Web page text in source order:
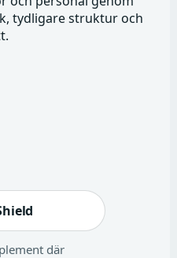
tydligare struktur och
där